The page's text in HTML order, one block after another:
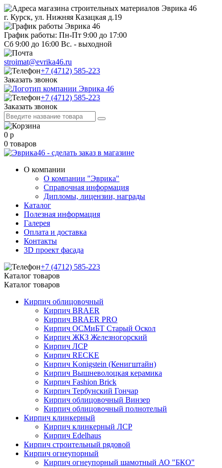
г. Курск, ул. Нижняя Казацкая д.19
График работы: Пн-Пт 9:00 до 17:00
Сб 9:00 до 16:00 Вс. - выходной
stroimat@evrika46.ru
+7 (4712) 585-223
Заказать звонок
+7 (4712) 585-223
Заказать звонок
0 р
0 товаров
О компании
О компании "Эврика"
Справочная информация
Дипломы, лицензии, награды
Каталог
Полезная информация
Галерея
Оплата и доставка
Контакты
3D проект фасада
+7 (4712) 585-223
Каталог товаров
Каталог товаров
Кирпич облицовочный
Кирпич BRAER
Кирпич BRAER PRO
Кирпич ОСМиБТ Старый Оскол
Кирпич ЖКЗ Железногорский
Кирпич ЛСР
Кирпич RECKE
Кирпич Konigstein (Кенигштайн)
Кирпич Вышневолоцкая керамика
Кирпич Fashion Brick
Кирпич Тербунский Гончар
Кирпич облицовочный Винзер
Кирпич облицовочный полнотелый
Кирпич клинкерный
Кирпич клинкерный ЛСР
Кирпич Edelhaus
Кирпич строительный рядовой
Кирпич огнеупорный
Кирпич огнеупорный шамотный АО "БКО"